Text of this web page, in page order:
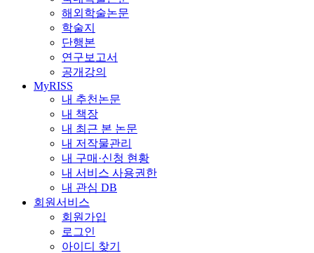
해외학술논문
학술지
단행본
연구보고서
공개강의
MyRISS
내 추천논문
내 책장
내 최근 본 논문
내 저작물관리
내 구매·신청 현황
내 서비스 사용권한
내 관심 DB
회원서비스
회원가입
로그인
아이디 찾기